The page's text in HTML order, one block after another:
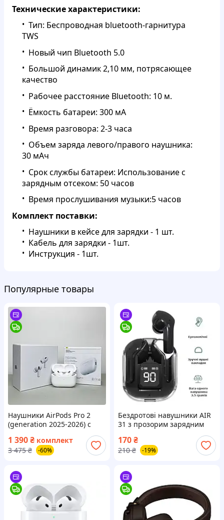
Технические характеристики:
Тип: Беспроводная bluetooth-гарнитура
TWS
Новый чип Bluetooth 5.0
Большой динамик 2,10 мм, потрясающее
качество
Рабочее расстояние Bluetooth: 10 м.
Ёмкость батареи: 300 мА
Время разговора: 2-3 часа
Объем заряда левого/правого наушника:
30 мАч
Срок службы батареи: Использование с
зарядным отсеком: 50 часов
Время прослушивания музыки:5 часов
Комплект поставки:
Наушники в кейсе для зарядки - 1 шт.
Кабель для зарядки - 1шт.
Инструкция - 1шт.
Популярные товары
Наушники AirPods Pro 2
(generation 2025-2026) с
беспроводные аирподс про
2 кабель Type-C Lightning +
1 390₴ комплект
3 475 ₴ -60%
Бездротові навушники AIR
31 з прозорим зарядним
кейсом, вакуумні bluetooth
5.3, колір чорний
170₴
210 ₴ -19%